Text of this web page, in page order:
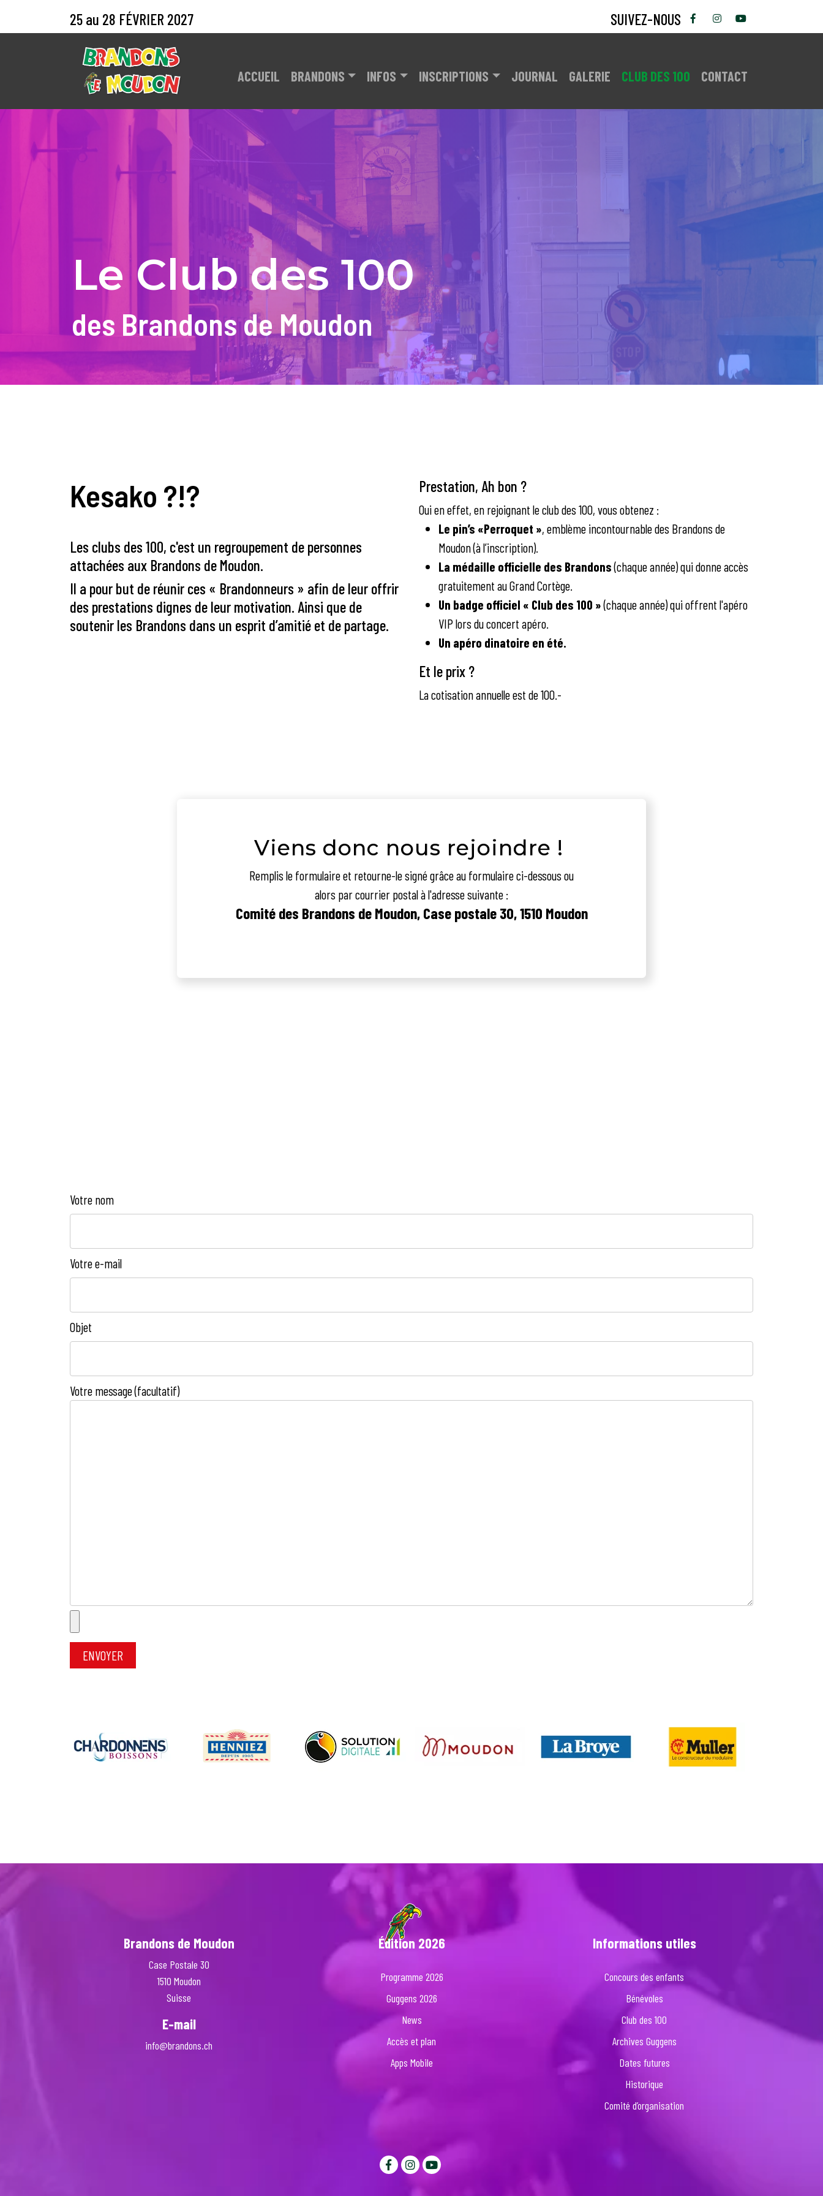
25 au 28 FÉVRIER 2027 SUIVEZ-NOUS
ACCUEIL BRANDONS INFOS INSCRIPTIONS JOURNAL GALERIE CLUB DES 100 CONTACT
Le Club des 100
des Brandons de Moudon
Kesako ?!?
Les clubs des 100, c'est un regroupement de personnes
attachées aux Brandons de Moudon.
Il a pour but de réunir ces « Brandonneurs » afin de leur offrir
des prestations dignes de leur motivation. Ainsi que de
soutenir les Brandons dans un esprit d’amitié et de partage.
Prestation, Ah bon ?
Oui en effet, en rejoignant le club des 100, vous obtenez :
Le pin’s «Perroquet », emblème incontournable des Brandons de
Moudon (à l’inscription).
La médaille officielle des Brandons(chaque année) qui donne accès
gratuitement au Grand Cortège.
Un badge officiel « Club des 100 »(chaque année) qui offrent l'apéro
VIP lors du concert apéro.
Un apéro dinatoire en été.
Et le prix ?
La cotisation annuelle est de 100.-
Viens donc nous rejoindre !
Remplis le formulaire et retourne-le signé grâce au formulaire ci-dessous ou
alors par courrier postal à l'adresse suivante :
Comité des Brandons de Moudon, Case postale 30, 1510 Moudon
Votre nom
Votre e-mail
Objet
Votre message (facultatif)
Brandons de Moudon
Case Postale 30
1510 Moudon
Suisse
E-mail
info@brandons.ch
Édition 2026
Programme 2026
Guggens 2026
News
Accès et plan
Apps Mobile
Informations utiles
Concours des enfants
Bénévoles
Club des 100
Archives Guggens
Dates futures
Historique
Comité d’organisation